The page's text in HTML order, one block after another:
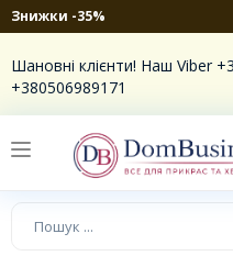
Знижки -35%
Шановні клієнти! Наш Viber
+380506989171